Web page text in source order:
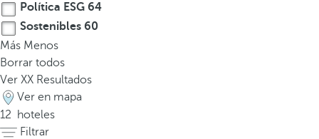
Política ESG 64
Sostenibles 60
Más Menos
Borrar todos
Ver XX Resultados
Ver en mapa
12
hoteles
Filtrar